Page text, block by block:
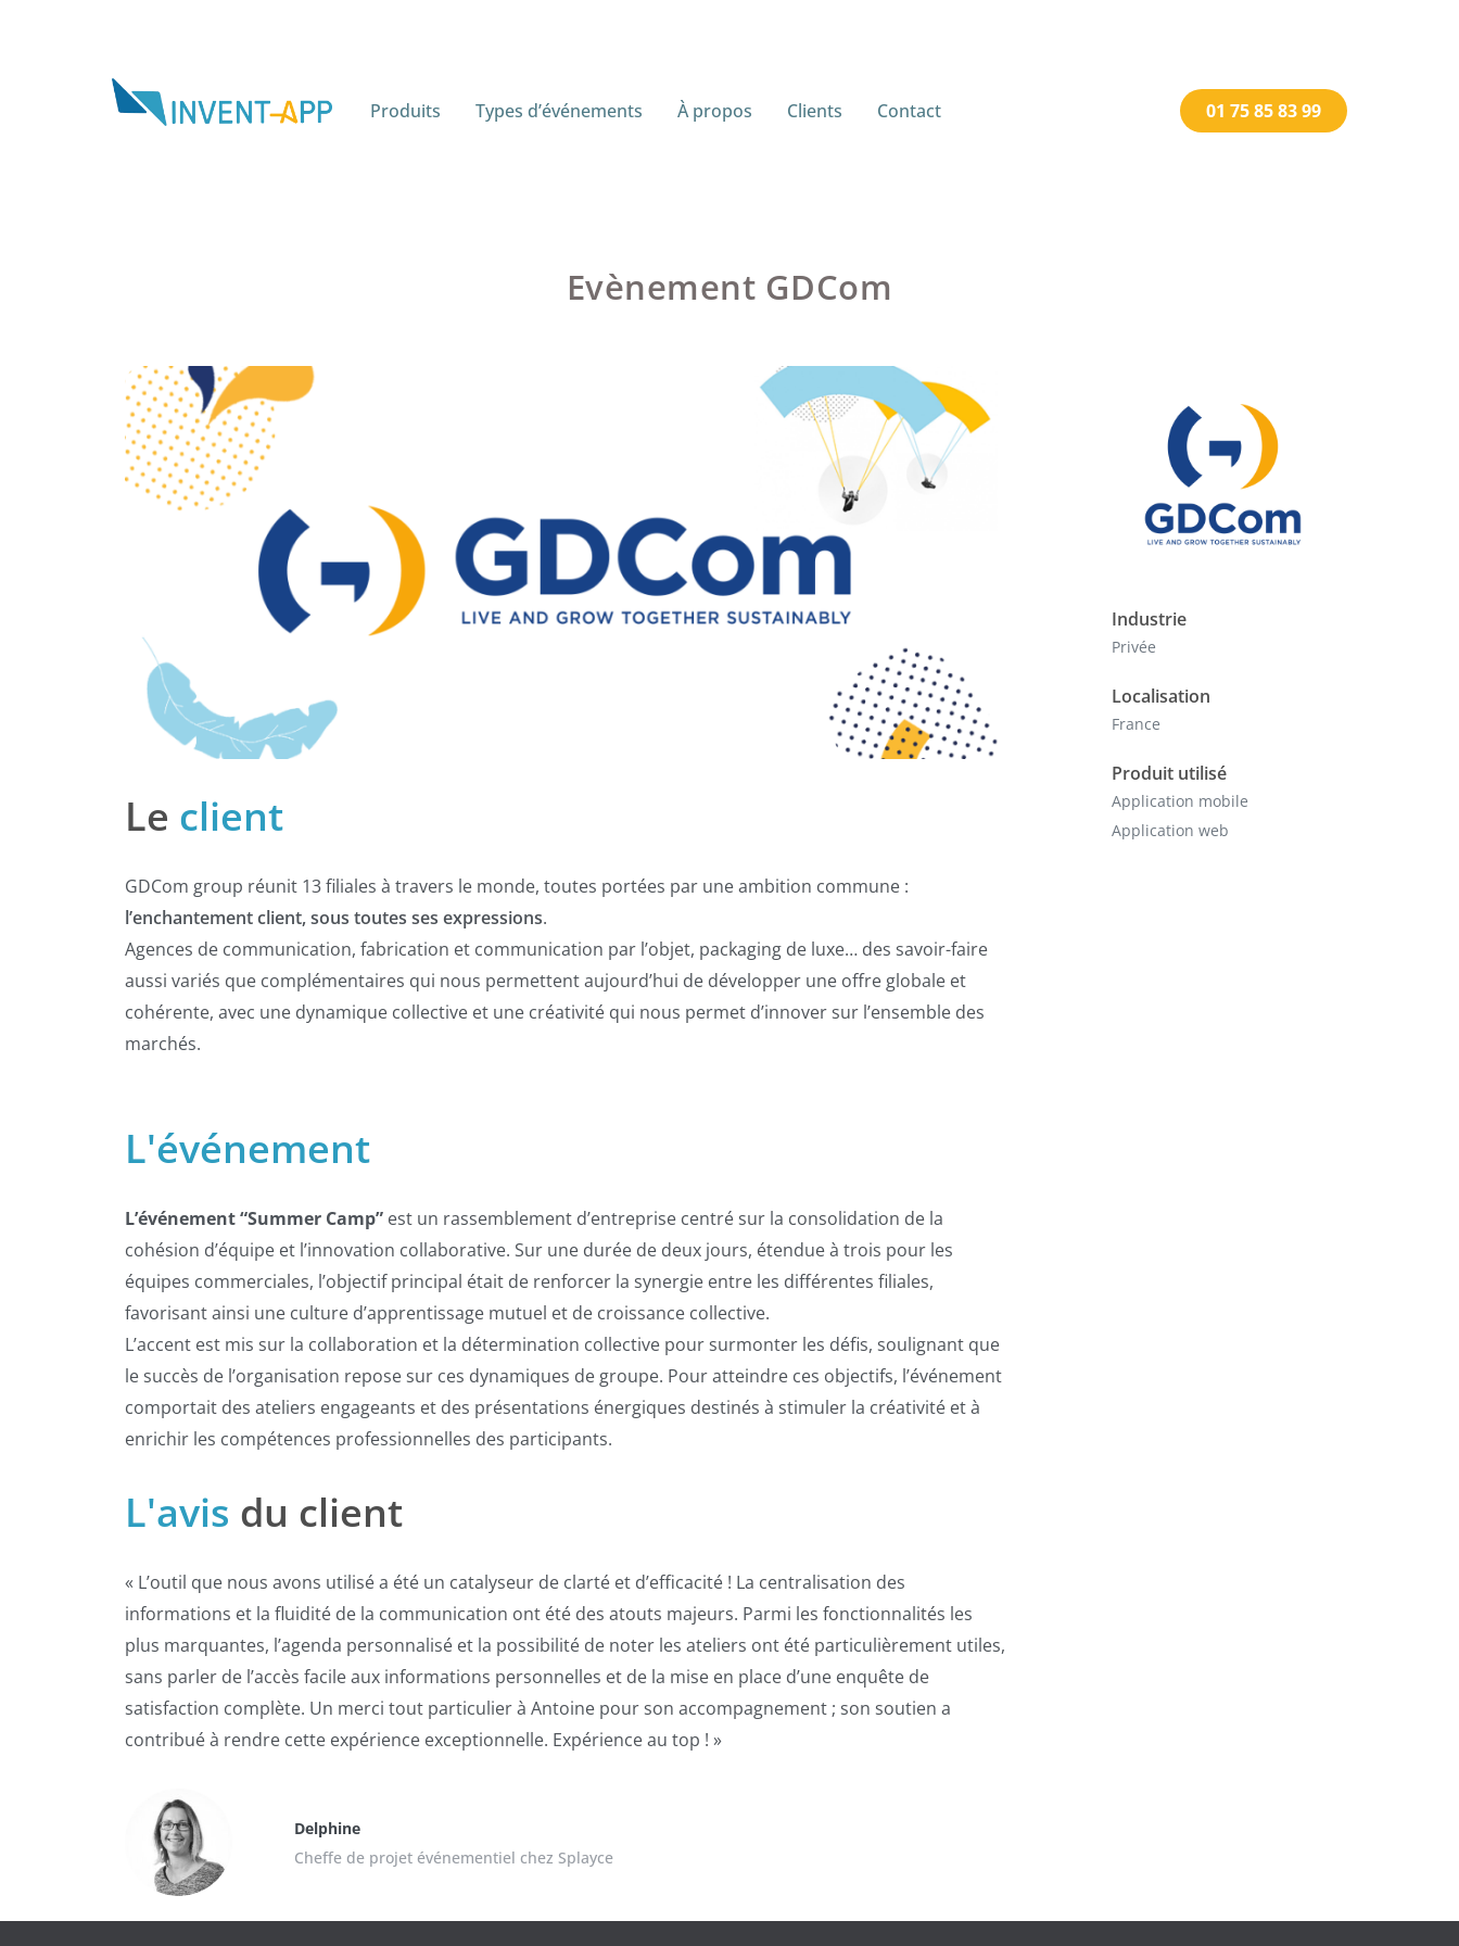
Produits Types d’événements À propos Clients Contact 01 75 85 83 99
Evènement GDCom
Le client
GDCom group réunit 13 filiales à travers le monde, toutes portées par une ambition commune :
l’enchantement client, sous toutes ses expressions.
Agences de communication, fabrication et communication par l’objet, packaging de luxe… des savoir-faire
aussi variés que complémentaires qui nous permettent aujourd’hui de développer une offre globale et
cohérente, avec une dynamique collective et une créativité qui nous permet d’innover sur l’ensemble des
marchés.
L'événement
L’événement “Summer Camp” est un rassemblement d’entreprise centré sur la consolidation de la
cohésion d’équipe et l’innovation collaborative. Sur une durée de deux jours, étendue à trois pour les
équipes commerciales, l’objectif principal était de renforcer la synergie entre les différentes filiales,
favorisant ainsi une culture d’apprentissage mutuel et de croissance collective.
L’accent est mis sur la collaboration et la détermination collective pour surmonter les défis, soulignant que
le succès de l’organisation repose sur ces dynamiques de groupe. Pour atteindre ces objectifs, l’événement
comportait des ateliers engageants et des présentations énergiques destinés à stimuler la créativité et à
enrichir les compétences professionnelles des participants.
L'avis du client
« L’outil que nous avons utilisé a été un catalyseur de clarté et d’efficacité ! La centralisation des
informations et la fluidité de la communication ont été des atouts majeurs. Parmi les fonctionnalités les
plus marquantes, l’agenda personnalisé et la possibilité de noter les ateliers ont été particulièrement utiles,
sans parler de l’accès facile aux informations personnelles et de la mise en place d’une enquête de
satisfaction complète. Un merci tout particulier à Antoine pour son accompagnement ; son soutien a
contribué à rendre cette expérience exceptionnelle. Expérience au top ! »
Delphine
Cheffe de projet événementiel chez Splayce
Industrie
Privée
Localisation
France
Produit utilisé
Application mobile
Application web